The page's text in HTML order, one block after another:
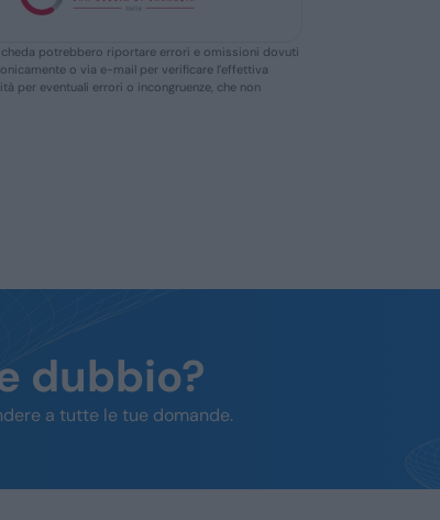
potrebbero riportare errori e omissioni dovuti
o via e-mail per verificare l’effettiva
per eventuali errori o incongruenze, che non
dubbio?
a tutte le tue domande.